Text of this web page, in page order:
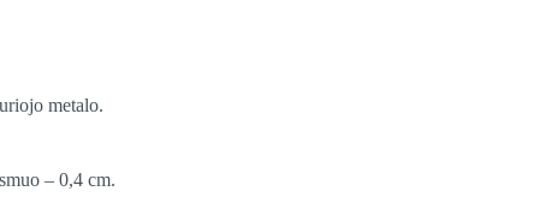
metalo.
– 0,4 cm.